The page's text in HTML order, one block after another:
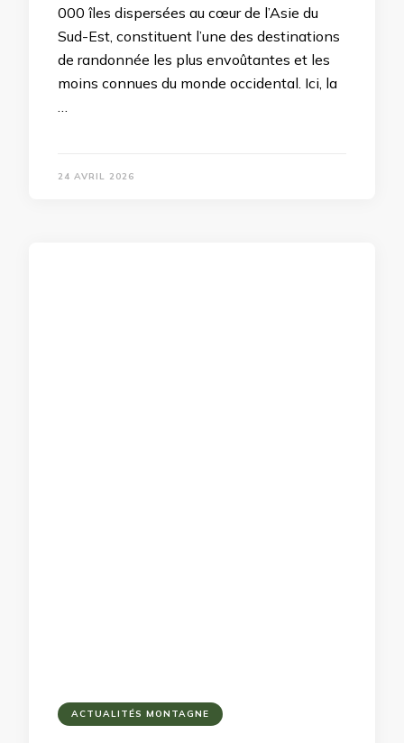
000 îles dispersées au cœur de l’Asie du
Sud-Est, constituent l’une des destinations
de randonnée les plus envoûtantes et les
moins connues du monde occidental. Ici, la
…
24 AVRIL 2026
ACTUALITÉS MONTAGNE